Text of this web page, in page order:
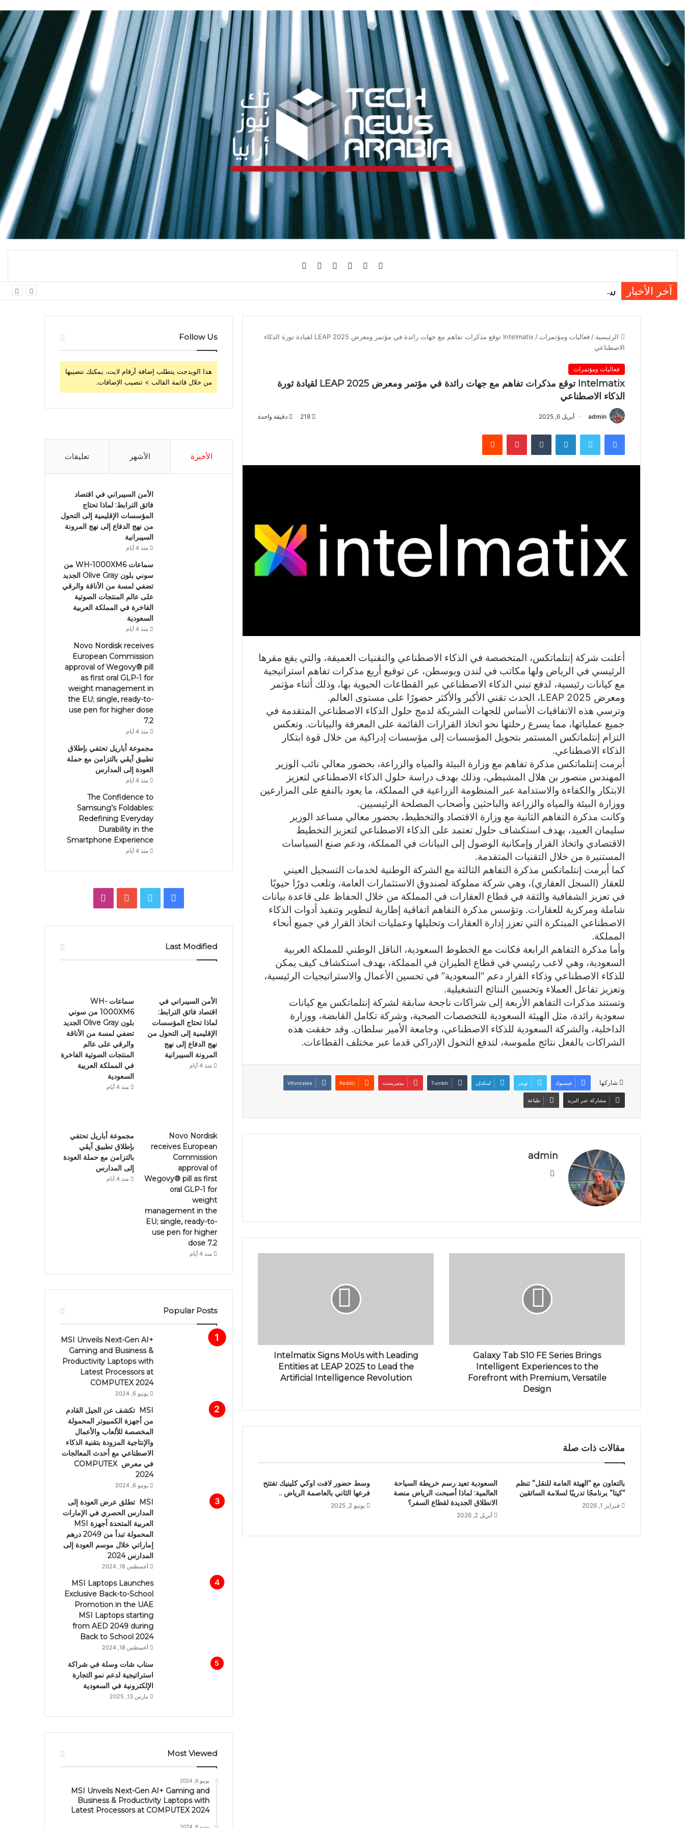
تسجيل
انستقرام يوتيوب تويترفيسبوك
آخر الأخبار سامسونج تعزز الثقة بالهواتف القابلة للطي عبر معايير جديدة لمتانة الاستخدام اليومي
الرئيسية / فعاليات ومؤتمرات /
Intelmatix توقع مذكرات تفاهم مع جهات رائدة في مؤتمر ومعرض LEAP 2025 لقيادة ثورة الذكاء
الاصطناعي
فعاليات ومؤتمرات
Intelmatix توقع مذكرات تفاهم مع جهات رائدة في مؤتمر ومعرض LEAP 2025 لقيادة ثورة
الذكاء الاصطناعي
admin أبريل 6, 2025 218 دقيقة واحدة
فيسبوك تويتر لينكدإن بينتيريست
أعلنت شركة إنتلماتكس، المتخصصة في الذكاء الاصطناعي والتقنيات العميقة، والتي يقع مقرها
الرئيسي في الرياض ولها مكاتب في لندن وبوسطن، عن توقيع أربع مذكرات تفاهم استراتيجية
مع كيانات رئيسية، لدفع تبني الذكاء الاصطناعي عبر القطاعات الحيوية بها، وذلك أثناء مؤتمر
ومعرض LEAP 2025، الحدث تقني الأكبر والأكثر حضورًا على مستوى العالم.
وترسي هذه الاتفاقيات الأساس للجهات الشريكة لدمج حلول الذكاء الاصطناعي المتقدمة في
جميع عملياتها، مما يسرع رحلتها نحو اتخاذ القرارات القائمة على المعرفة والبيانات. وتعكس
التزام إنتلماتكس المستمر بتحويل المؤسسات إلى مؤسسات إدراكية من خلال قوة ابتكار
الذكاء الاصطناعي.
أبرمت إنتلماتكس مذكرة تفاهم مع وزارة البيئة والمياه والزراعة، بحضور معالي نائب الوزير
المهندس منصور بن هلال المشيطي، وذلك بهدف دراسة حلول الذكاء الاصطناعي لتعزيز
الابتكار والكفاءة والاستدامة عبر المنظومة الزراعية في المملكة، ما يعود بالنفع على المزارعين
ووزارة البيئة والمياه والزراعة والباحثين وأصحاب المصلحة الرئيسيين.
وكانت مذكرة التفاهم الثانية مع وزارة الاقتصاد والتخطيط، بحضور معالي مساعد الوزير
سليمان العبيد، بهدف استكشاف حلول تعتمد على الذكاء الاصطناعي لتعزيز التخطيط
الاقتصادي واتخاذ القرار وإمكانية الوصول إلى البيانات في المملكة، ودعم صنع السياسات
المستنيرة من خلال التقنيات المتقدمة.
كما أبرمت إنتلماتكس مذكرة التفاهم الثالثة مع الشركة الوطنية لخدمات التسجيل العيني
للعقار (السجل العقاري)، وهي شركة مملوكة لصندوق الاستثمارات العامة، وتلعب دورًا حيويًا
في تعزيز الشفافية والثقة في قطاع العقارات في المملكة من خلال الحفاظ على قاعدة بيانات
شاملة ومركزية للعقارات. وتؤسس مذكرة التفاهم اتفاقية إطارية لتطوير وتنفيذ أدوات الذكاء
الاصطناعي المبتكرة التي تعزز إدارة العقارات وتحليلها وعمليات اتخاذ القرار في جميع أنحاء
المملكة.
وأما مذكرة التفاهم الرابعة فكانت مع الخطوط السعودية، الناقل الوطني للمملكة العربية
السعودية، وهي لاعب رئيسي في قطاع الطيران في المملكة، بهدف استكشاف كيف يمكن
للذكاء الاصطناعي وذكاء القرار دعم “السعودية” في تحسين الأعمال والاستراتيجيات الرئيسية،
وتعزيز تفاعل العملاء وتحسين النتائج التشغيلية.
وتستند مذكرات التفاهم الأربعة إلى شراكات ناجحة سابقة لشركة إنتلماتكس مع كيانات
سعودية رائدة، مثل الهيئة السعودية للتخصصات الصحية، وشركة تكامل القابضة، ووزارة
الداخلية، والشركة السعودية للذكاء الاصطناعي، وجامعة الأمير سلطان. وقد حققت هذه
الشراكات بالفعل نتائج ملموسة، لتدفع التحول الإدراكي قدما عبر مختلف القطاعات.
شاركها فيسبوك تويتر لينكدإن بينتيريست
مشاركة عبر البريد طباعة
admin
Galaxy Tab S10 FE Series Brings
Intelligent Experiences to the
Forefront with Premium, Versatile
Design
Intelmatix Signs MoUs with Leading
Entities at LEAP 2025 to Lead the
Artificial Intelligence Revolution
مقالات ذات صلة
بالتعاون مع “الهيئة العامة للنقل” تنظم
“كيتا” برنامجًا تدريبًا لسلامة السائقين
فبراير 1, 2026
السعودية تعيد رسم خريطة السياحة
العالمية: لماذا أصبحت الرياض منصة
الانطلاق الجديدة لقطاع السفر؟
أبريل 2, 2026
وسط حضور لافت اوكي كلينيك تفتتح
فرعها الثاني بالعاصمة الرياض ..
يونيو 2, 2025
Follow Us
هذا الويدجت يتطلب إضافة أرقام لايت، يمكنك تنصيبها
من خلال قائمة القالب > تنصيب الإضافات.
الأخيرة الأشهر تعليقات
الأمن السيبراني في اقتصاد
فائق الترابط: لماذا تحتاج
المؤسسات الإقليمية إلى التحول
من نهج الدفاع إلى نهج المرونة
السيبرانية
منذ 4 أيام
سماعات WH-1000XM6 من
سوني بلون Olive Gray الجديد
تضفي لمسة من الأناقة والرقي
على عالم المنتجات الصوتية
الفاخرة في المملكة العربية
السعودية
منذ 4 أيام
Novo Nordisk receives
European Commission
approval of Wegovy®️ pill
as first oral GLP-1 for
weight management in
the EU; single, ready-to-
use pen for higher dose
7.2
منذ 4 أيام
مجموعة أباريل تحتفي بإطلاق
تطبيق آيڤي بالتزامن مع حملة
العودة إلى المدارس
منذ 4 أيام
The Confidence to
Samsung’s Foldables:
Redefining Everyday
Durability in the
Smartphone Experience
منذ 4 أيام
فيسبوكتويتر يوتيوبانستقرام
Last Modified
الأمن السيبراني في
اقتصاد فائق الترابط:
لماذا تحتاج المؤسسات
الإقليمية إلى التحول من
نهج الدفاع إلى نهج
المرونة السيبرانية
منذ 4 أيام
سماعات WH-
1000XM6 من سوني
بلون Olive Gray الجديد
تضفي لمسة من الأناقة
والرقي على عالم
المنتجات الصوتية الفاخرة
في المملكة العربية
السعودية
منذ 4 أيام
Novo Nordisk
receives European
Commission
approval of
Wegovy®️ pill as first
oral GLP-1 for
weight
management in the
EU; single, ready-to-
use pen for higher
dose 7.2
منذ 4 أيام
مجموعة أباريل تحتفي
بإطلاق تطبيق آيڤي
بالتزامن مع حملة العودة
إلى المدارس
منذ 4 أيام
Popular Posts
MSI Unveils Next-Gen AI+
Gaming and Business &
Productivity Laptops with
Latest Processors at
COMPUTEX 2024
يونيو 6, 2024
MSI تكشف عن الجيل القادم
من أجهزة الكمبيوتر المحمولة
المخصصة للألعاب والأعمال
والإنتاجية المزودة بتقنية الذكاء
الاصطناعي مع أحدث المعالجات
في معرض COMPUTEX
2024
يونيو 6, 2024
MSI تطلق عرض العودة إلى
المدارس الحصري في الإمارات
العربية المتحدة أجهزة MSI
المحمولة تبدأ من 2049 درهم
إماراتي خلال موسم العودة إلى
المدارس 2024
أغسطس 18, 2024
MSI Laptops Launches
Exclusive Back-to-School
Promotion in the UAE
MSI Laptops starting
from AED 2049 during
Back to School 2024
أغسطس 18, 2024
سناب شات وسلة في شراكة
استراتيجية لدعم نمو التجارة
الإلكترونية في السعودية
مارس 13, 2025
Most Viewed
يونيو 6, 2024
MSI Unveils Next-Gen AI+ Gaming and
Business & Productivity Laptops with
Latest Processors at COMPUTEX 2024
يونيو 6, 2024